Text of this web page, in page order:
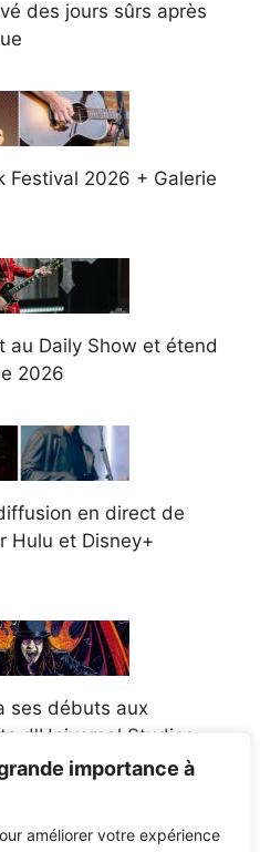
importance à
améliorer votre expérience
des jours sûrs après
Festival 2026 + Galerie
au Daily Show et étend
2026
en direct de
Hulu et Disney+
ses débuts aux
d'Universal Studios